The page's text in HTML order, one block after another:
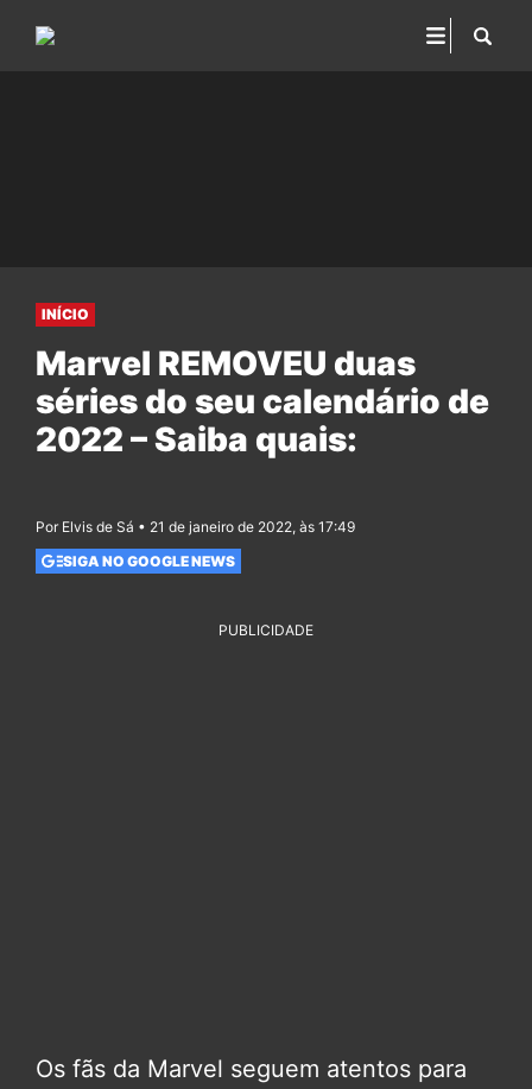
INÍCIO
Marvel REMOVEU duas
séries do seu calendário de
2022 – Saiba quais:
Por Elvis de Sá • 21 de janeiro de 2022, às 17:49
SIGA NO GOOGLE NEWS
PUBLICIDADE
Os fãs da Marvel seguem atentos para